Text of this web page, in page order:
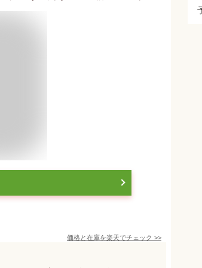
価格と在庫を楽天でチェック >>